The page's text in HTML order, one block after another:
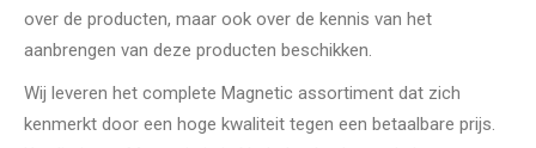
over de producten, maar ook over de kennis van het
aanbrengen van deze producten beschikken.
Wij leveren het complete Magnetic assortiment dat zich
kenmerkt door een hoge kwaliteit tegen een betaalbare prijs.